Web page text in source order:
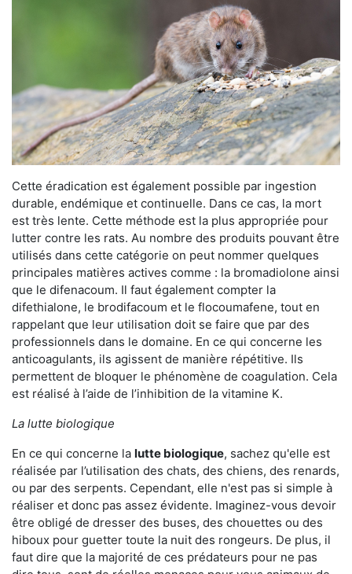
Cette éradication est également possible par ingestion
durable, endémique et continuelle. Dans ce cas, la mort
est très lente. Cette méthode est la plus appropriée pour
lutter contre les rats. Au nombre des produits pouvant être
utilisés dans cette catégorie on peut nommer quelques
principales matières actives comme : la bromadiolone ainsi
que le difenacoum. Il faut également compter la
difethialone, le brodifacoum et le flocoumafene, tout en
rappelant que leur utilisation doit se faire que par des
professionnels dans le domaine. En ce qui concerne les
anticoagulants, ils agissent de manière répétitive. Ils
permettent de bloquer le phénomène de coagulation. Cela
est réalisé à l’aide de l’inhibition de la vitamine K.
La lutte biologique
En ce qui concerne la lutte biologique, sachez qu'elle est
réalisée par l’utilisation des chats, des chiens, des renards,
ou par des serpents. Cependant, elle n'est pas si simple à
réaliser et donc pas assez évidente. Imaginez-vous devoir
être obligé de dresser des buses, des chouettes ou des
hiboux pour guetter toute la nuit des rongeurs. De plus, il
faut dire que la majorité de ces prédateurs pour ne pas